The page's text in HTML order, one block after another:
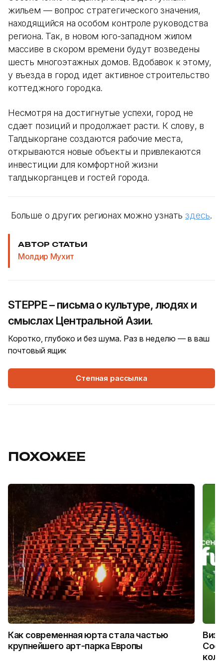
жильем — вопрос стратегического значения,
находящийся на особом контроле руководства
региона. Так, в новом юго-западном жилом
массиве в скором времени будут возведены
шесть многоэтажных домов. Вдобавок к этому,
у въезда в город идет активное строительство
коттеджного городка.
Несмотря на достигнутые успехи, город не
сдает позиций и продолжает расти. К слову, в
Талдыкоргане создаются рабочие места,
открываются новые объекты и привлекаются
инвестиции для комфортной жизни
талдыкорганцев и гостей города.
Больше о других регионах можно узнать здесь.
АВТОР СТАТЬИ
Молдир Мухит
STEPPE – письма о культуре, людях и
смыслах Центральной Азии.
Коротко, глубоко и без шума. Раз в неделю — в ваш
почтовый ящик
Степная рассылка
ПОХОЖЕЕ
Как современная юрта стала частью
крупнейшего арт-парка Европы